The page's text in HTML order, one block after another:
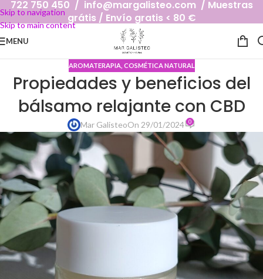
Skip to navigation
Skip to main content
722 750 450 / info@margalisteo.com / Muestras
grátis / Envío gratis < 80 €
MENU
AROMATERAPIA, COSMÉTICA NATURAL
Propiedades y beneficios del
bálsamo relajante con CBD
Mar GalisteoOn 29/01/2024 0